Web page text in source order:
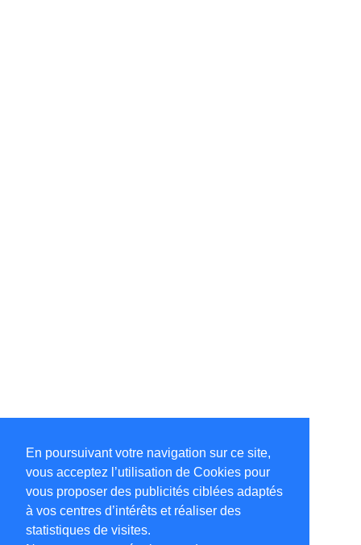
En poursuivant votre navigation sur ce site,
vous acceptez l’utilisation de Cookies pour
vous proposer des publicités ciblées adaptés
à vos centres d’intérêts et réaliser des
statistiques de visites.